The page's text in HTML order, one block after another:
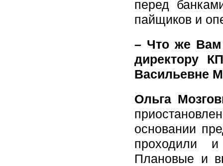
перед
пайщиков и
– Что же Вам
директору
Васильевне
Ольга
основании
проходили и
Плановые и